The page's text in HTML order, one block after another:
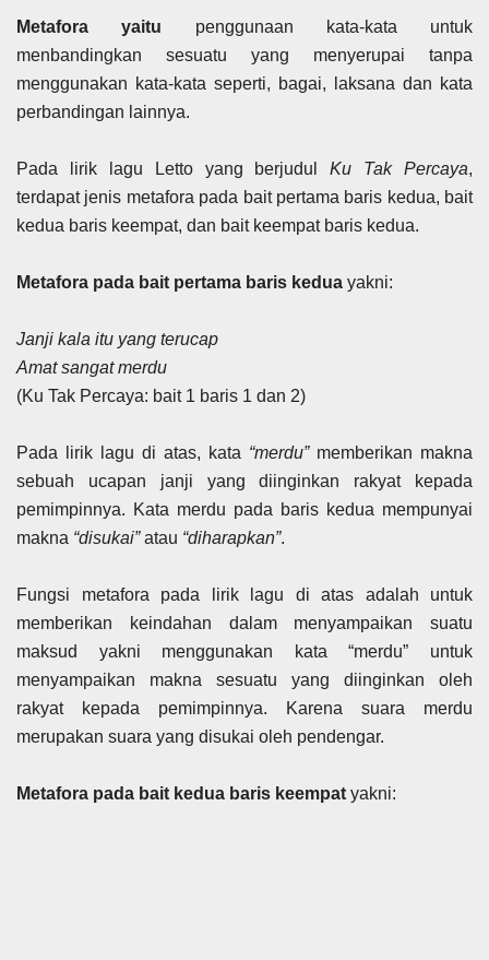
Metafora yaitu penggunaan kata-kata untuk
menbandingkan sesuatu yang menyerupai tanpa
menggunakan kata-kata seperti, bagai, laksana dan kata
perbandingan lainnya.
Pada lirik lagu Letto yang berjudulKu Tak Percaya,
terdapat jenis metafora pada bait pertama baris kedua, bait
kedua baris keempat, dan bait keempat baris kedua.
Metafora pada bait pertama baris kedua yakni:
Janji kala itu yang terucap
Amat sangat merdu
(Ku Tak Percaya: bait 1 baris 1 dan 2)
Pada lirik lagu di atas, kata “merdu”memberikan makna
sebuah ucapan janji yang diinginkan rakyat kepada
pemimpinnya. Kata merdu pada baris kedua mempunyai
makna “disukai”atau “diharapkan”.
Fungsi metafora pada lirik lagu di atas adalah untuk
memberikan keindahan dalam menyampaikan suatu
maksud yakni menggunakan kata “merdu” untuk
menyampaikan makna sesuatu yang diinginkan oleh
rakyat kepada pemimpinnya. Karena suara merdu
merupakan suara yang disukai oleh pendengar.
Metafora pada bait kedua baris keempat yakni: